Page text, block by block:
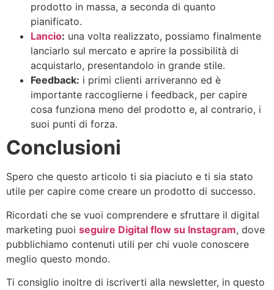
prodotto in massa, a seconda di quanto
pianificato.
Lancio: una volta realizzato, possiamo finalmente
lanciarlo sul mercato e aprire la possibilità di
acquistarlo, presentandolo in grande stile.
Feedback: i primi clienti arriveranno ed è
importante raccoglierne i feedback, per capire
cosa funziona meno del prodotto e, al contrario, i
suoi punti di forza.
Conclusioni
Spero che questo articolo ti sia piaciuto e ti sia stato
utile per capire come creare un prodotto di successo.
Ricordati che se vuoi comprendere e sfruttare il digital
marketing puoi seguire Digital flow su Instagram, dove
pubblichiamo contenuti utili per chi vuole conoscere
meglio questo mondo.
Ti consiglio inoltre di iscriverti alla newsletter, in questo